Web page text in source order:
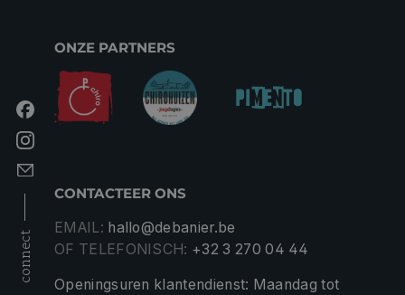
connect
ONZE PARTNERS
CONTACTEER ONS
EMAIL: hallo@debanier.be
OF TELEFONISCH: +32 3 270 04 44
Openingsuren klantendienst: Maandag tot